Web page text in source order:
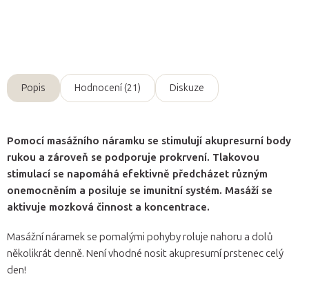
Popis Hodnocení (21) Diskuze
Pomocí masážního náramku se stimulují akupresurní body
rukou a zároveň se podporuje prokrvení. Tlakovou
stimulací se napomáhá efektivně předcházet různým
onemocněním a posiluje se imunitní systém. Masáží se
aktivuje mozková činnost a koncentrace.
Masážní náramek se pomalými pohyby roluje nahoru a dolů
několikrát denně. Není vhodné nosit akupresurní prstenec celý
den!